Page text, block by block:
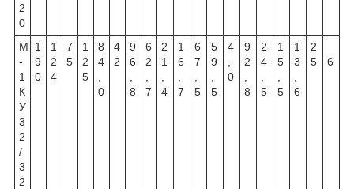
2
0
М
-
1
К
У
3
2
/
3
2
1
9
0
1
2
4
7
5
1
2
5
8
4
0
4
2
9
6
8
6
2
7
2
1
4
1
6
7
6
7
5
5
9
5
4
0
9
2
8
2
4
5
1
5
5
1
3
6
2
5
6